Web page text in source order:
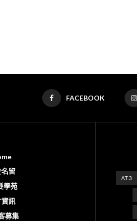
FACEBOOK
名留
學苑
訊
募集
AT3